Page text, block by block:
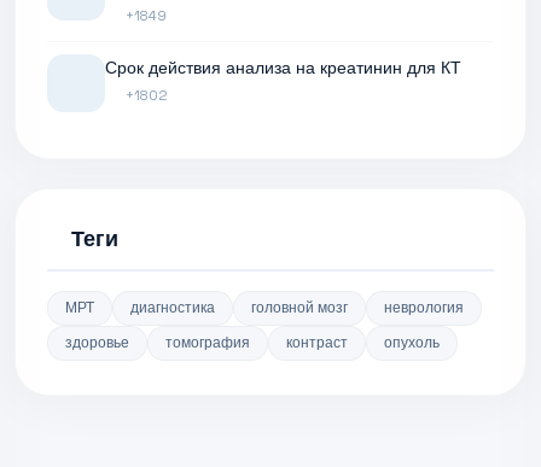
+1849
Срок действия анализа на креатинин для КТ
+1802
Теги
МРТ диагностика головной мозг
неврология
здоровье
томография контраст опухоль